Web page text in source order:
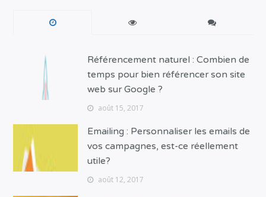
Référencement naturel : Combien de
temps pour bien référencer son site
web sur Google ?
août 15, 2017
Emailing : Personnaliser les emails de
vos campagnes, est-ce réellement
utile?
août 12, 2017